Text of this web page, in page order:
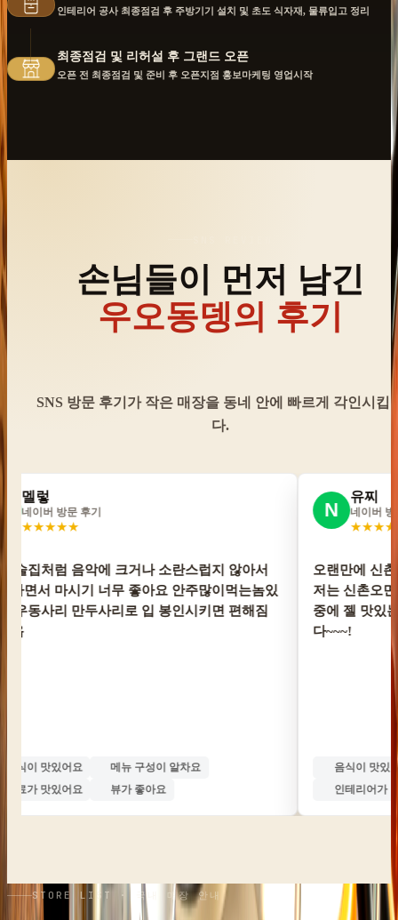
최종점검 및 리허설 후 그랜드 오픈
오픈 전 최종점검 및 준비 후 오픈지점 홍보마케팅 영업시작
인테리어 공사 최종점검 후 주방기기 설치 및 초도 식자재, 물류입고 정리
손님들이 먼저 남긴
우오동뎅의 후기
SNS 방문 후기가 작은 매장을 동네 안에 빠르게 각인시킵
다.
방문 후기
왔는데 역시 우오동뎅은 사랑입니다
무조건 오뎅바와요 이 동네 오뎅바
듯 양도 딱 좋아요! 싹싹비우고 갑니
어요 특별한 메뉴가 있어요
멋져요 음악이 좋아요
choing13
네이버 방문 후기
★★★★★
오뎅이 얘기하는동안
었어요~! 😋 사케조합
별적으로 해주시는 것
ㅎㅎ 재방문의사 :
음식이 맛있어요
특별한 메뉴가 있어요
STORE LIST · 국내 매장 안내